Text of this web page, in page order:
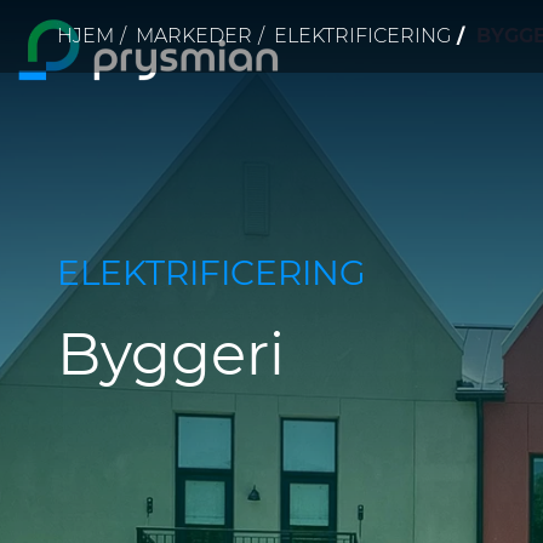
main content
Brødkrumme
HJEM MARKEDER ELEKTRIFICERING
ELEKTRIFICERING
Byggeri